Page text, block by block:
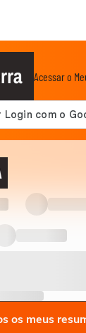
Acessar o
os meus